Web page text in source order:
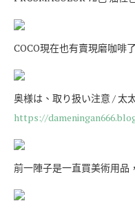
COCO現在也有賣現磨咖啡
奥様は、取り扱い注意 / 太
https://
前一陣子是一直買美術用品